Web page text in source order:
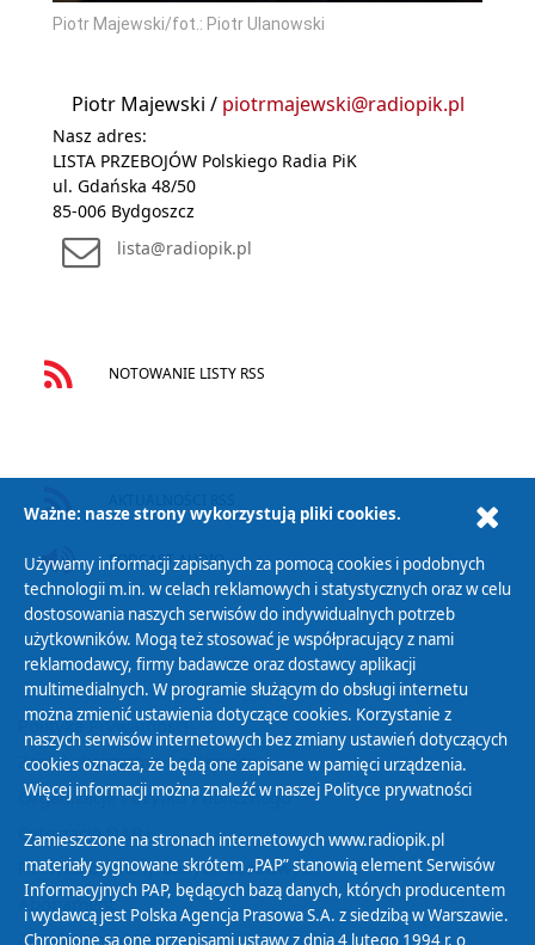
Piotr Majewski/fot.: Piotr Ulanowski
Piotr Majewski / piotrmajewski@radiopik.pl
Nasz adres:
LISTA PRZEBOJÓW Polskiego Radia PiK
ul. Gdańska 48/50
85-006 Bydgoszcz
lista@radiopik.pl
NOTOWANIE LISTY RSS
PODCAST AUDIO
Polityka Prywatności
Zasady korzystania z Serwisu
Organizacje Pożytku Publicznego
Cyfryzacja DAB+
Polityka ochrony danych osobowych
Abonament
Zamówienia publiczne
Ważne: nasze strony wykorzystują pliki cookies.
Używamy informacji zapisanych za pomocą cookies i podobnych
technologii m.in. w celach reklamowych i statystycznych oraz w celu
dostosowania naszych serwisów do indywidualnych potrzeb
użytkowników. Mogą też stosować je współpracujący z nami
reklamodawcy, firmy badawcze oraz dostawcy aplikacji
multimedialnych. W programie służącym do obsługi internetu
można zmienić ustawienia dotyczące cookies. Korzystanie z
naszych serwisów internetowych bez zmiany ustawień dotyczących
cookies oznacza, że będą one zapisane w pamięci urządzenia.
Więcej informacji można znaleźć w naszej Polityce prywatności
Zamieszczone na stronach internetowych www.radiopik.pl
materiały sygnowane skrótem „PAP” stanowią element Serwisów
Informacyjnych PAP, będących bazą danych, których producentem
i wydawcą jest Polska Agencja Prasowa S.A. z siedzibą w Warszawie.
Chronione są one przepisami ustawy z dnia 4 lutego 1994 r. o